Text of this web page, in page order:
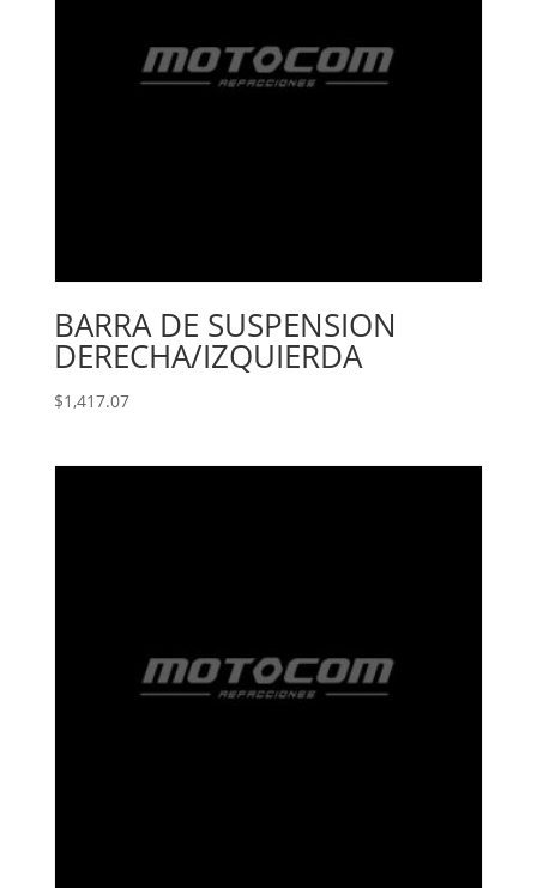
BARRA DE SUSPENSION
DERECHA/IZQUIERDA
$1,417.07